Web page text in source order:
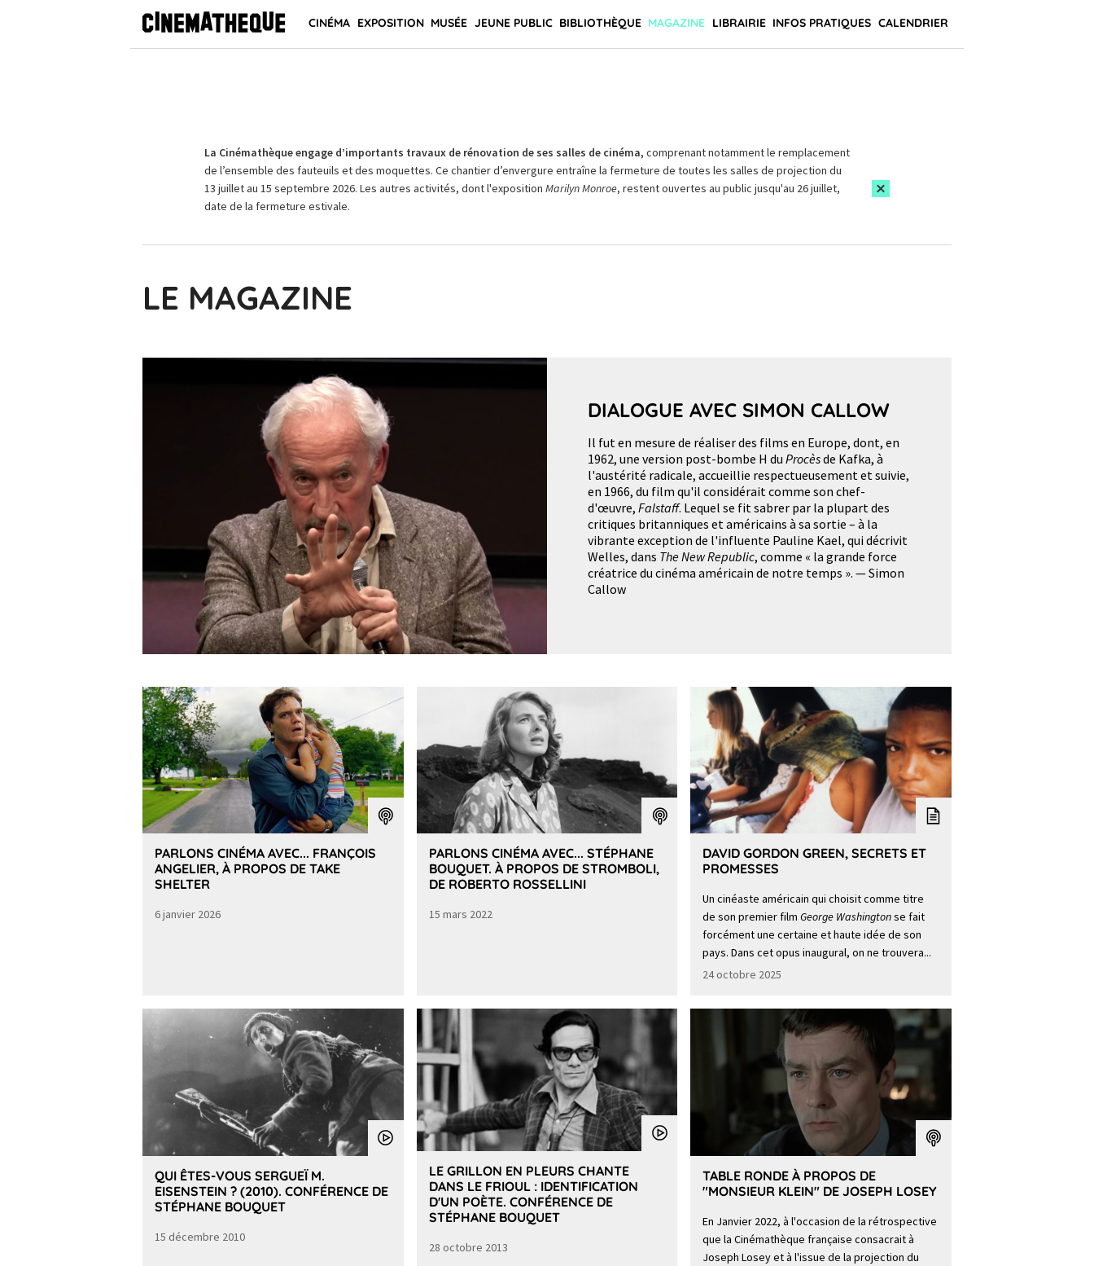
CINÉMA EXPOSITION MUSÉE JEUNE PUBLIC BIBLIOTHÈQUE MAGAZINE LIBRAIRIE INFOS PRATIQUES CALENDRIER
La Cinémathèque engage d’importants travaux de rénovation de ses salles de cinéma, comprenant notamment le remplacement
de l’ensemble des fauteuils et des moquettes. Ce chantier d’envergure entraîne la fermeture de toutes les salles de projection du
13 juillet au 15 septembre 2026. Les autres activités, dont l'exposition Marilyn Monroe, restent ouvertes au public jusqu'au 26 juillet,
date de la fermeture estivale.
LE MAGAZINE
DIALOGUE AVEC SIMON CALLOW
Il fut en mesure de réaliser des films en Europe, dont, en
1962, une version post-bombe H du Procèsde Kafka, à
l'austérité radicale, accueillie respectueusement et suivie,
en 1966, du film qu'il considérait comme son chef-
d'œuvre, Falstaff. Lequel se fit sabrer par la plupart des
critiques britanniques et américains à sa sortie – à la
vibrante exception de l'influente Pauline Kael, qui décrivit
Welles, dans The New Republic, comme « la grande force
créatrice du cinéma américain de notre temps ». — Simon
Callow
PARLONS CINÉMA AVEC... FRANÇOIS
ANGELIER, À PROPOS DE TAKE
SHELTER
6 janvier 2026
PARLONS CINÉMA AVEC... STÉPHANE
BOUQUET. À PROPOS DE STROMBOLI,
DE ROBERTO ROSSELLINI
15 mars 2022
DAVID GORDON GREEN, SECRETS ET
PROMESSES
Un cinéaste américain qui choisit comme titre
de son premier filmGeorge Washingtonse fait
forcément une certaine et haute idée de son
pays. Dans cet opus inaugural, on ne trouvera...
24 octobre 2025
QUI ÊTES-VOUS SERGUEÏ M.
EISENSTEIN ? (2010). CONFÉRENCE DE
STÉPHANE BOUQUET
15 décembre 2010
LE GRILLON EN PLEURS CHANTE
DANS LE FRIOUL : IDENTIFICATION
D'UN POÈTE. CONFÉRENCE DE
STÉPHANE BOUQUET
28 octobre 2013
TABLE RONDE À PROPOS DE
"MONSIEUR KLEIN" DE JOSEPH LOSEY
En Janvier 2022, à l'occasion de la rétrospective
que la Cinémathèque française consacrait à
Joseph Losey et à l'issue de la projection du